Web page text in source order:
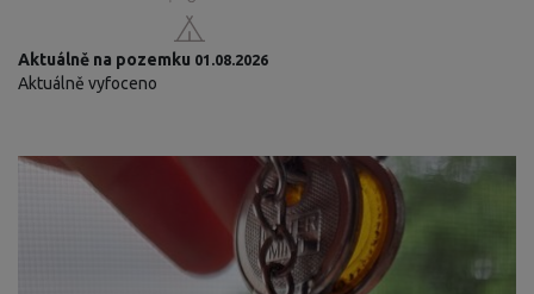
Aktuálně na pozemku 01.08.2026
Aktuálně vyfoceno